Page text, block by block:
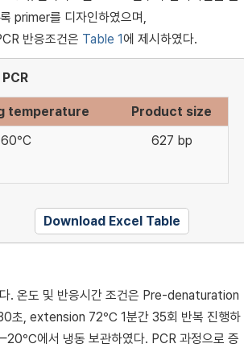
primer를 디자인하였으며,
반응조건은 Table 1에 제시하였다.
temperature
Product size
60°C
627 bp
Download Excel Table
온도 및 반응시간 조건은 Pre-denaturation
, extension 72℃ 1분간 35회 반복 진행하
에서 냉동 보관하였다. PCR 과정으로 증